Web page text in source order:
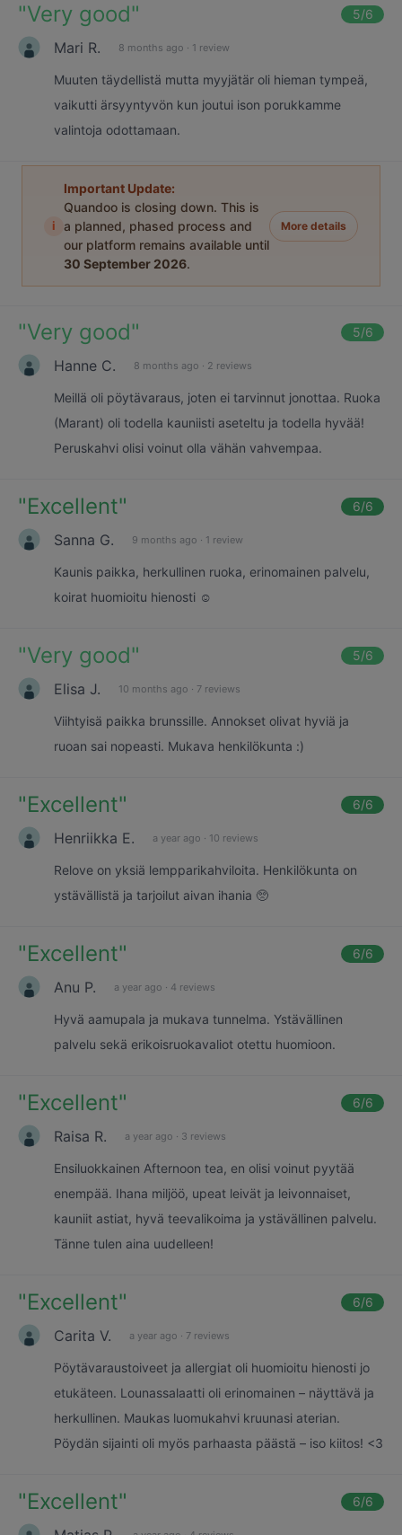
"Very good" 5/6
Mari R. 8 months ago · 1 review
Muuten täydellistä mutta myyjätär oli hieman tympeä,
vaikutti ärsyyntyvön kun joutui ison porukkamme
valintoja odottamaan.
i
Important Update:
Quandoo is closing down. This is
a planned, phased process and
our platform remains available until
30 September 2026.
More details
"Very good" 5/6
Hanne C. 8 months ago · 2 reviews
Meillä oli pöytävaraus, joten ei tarvinnut jonottaa. Ruoka
(Marant) oli todella kauniisti aseteltu ja todella hyvää!
Peruskahvi olisi voinut olla vähän vahvempaa.
"Excellent" 6/6
Sanna G. 9 months ago · 1 review
Kaunis paikka, herkullinen ruoka, erinomainen palvelu,
koirat huomioitu hienosti ☺️
"Very good" 5/6
Elisa J. 10 months ago · 7 reviews
Viihtyisä paikka brunssille. Annokset olivat hyviä ja
ruoan sai nopeasti. Mukava henkilökunta :)
"Excellent" 6/6
Henriikka E. a year ago · 10 reviews
Relove on yksiä lempparikahviloita. Henkilökunta on
ystävällistä ja tarjoilut aivan ihania 🥺
"Excellent" 6/6
Anu P. a year ago · 4 reviews
Hyvä aamupala ja mukava tunnelma. Ystävällinen
palvelu sekä erikoisruokavaliot otettu huomioon.
"Excellent" 6/6
Raisa R. a year ago · 3 reviews
Ensiluokkainen Afternoon tea, en olisi voinut pyytää
enempää. Ihana miljöö, upeat leivät ja leivonnaiset,
kauniit astiat, hyvä teevalikoima ja ystävällinen palvelu.
Tänne tulen aina uudelleen!
"Excellent" 6/6
Carita V. a year ago · 7 reviews
Pöytävaraustoiveet ja allergiat oli huomioitu hienosti jo
etukäteen. Lounassalaatti oli erinomainen – näyttävä ja
herkullinen. Maukas luomukahvi kruunasi aterian.
Pöydän sijainti oli myös parhaasta päästä – iso kiitos! <3
"Excellent" 6/6